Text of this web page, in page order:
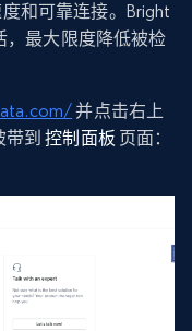
和可靠连接。Bright
，最大限度降低被检
并点击右上
带到控制面板 页面：